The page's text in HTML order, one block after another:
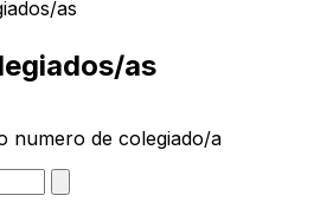
as
as
numero de colegiado/a
Escribe para buscar noticias,